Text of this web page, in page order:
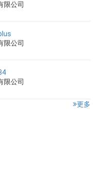
限公司
限公司
限公司
更多